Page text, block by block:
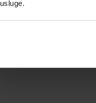
usluge.